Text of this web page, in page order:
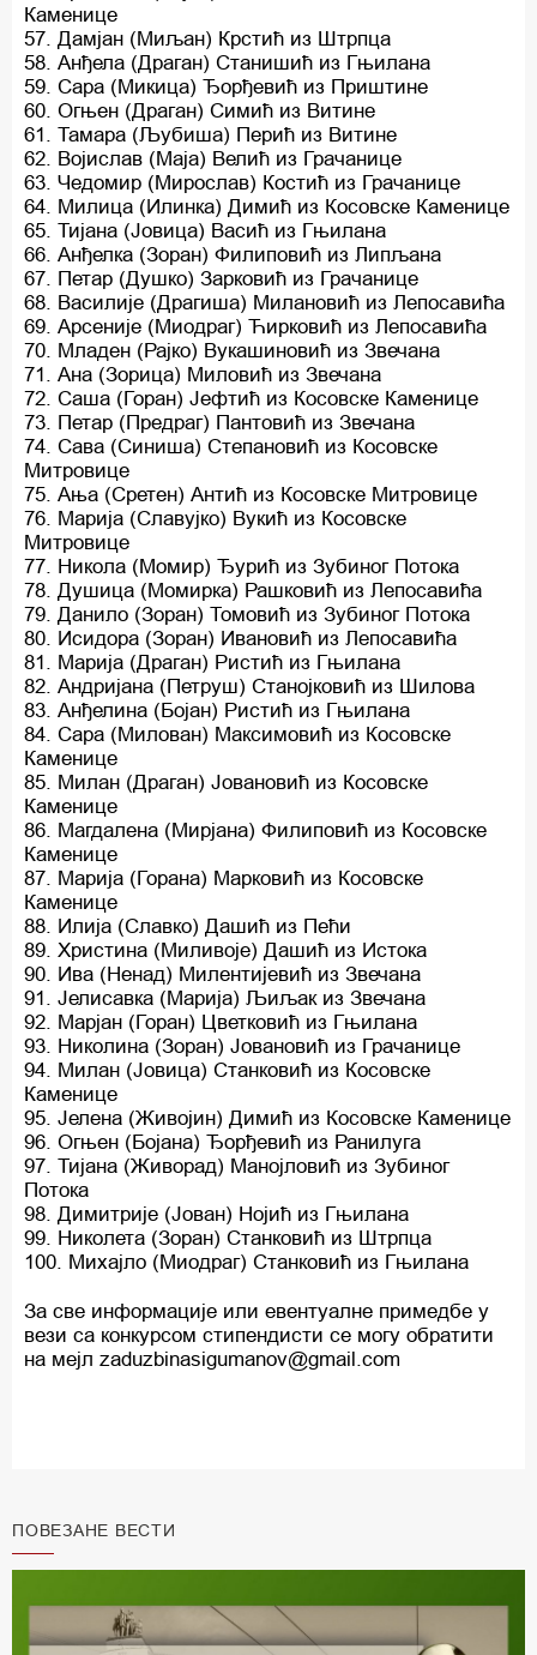
Каменице
57. Дамјан (Миљан) Крстић из Штрпца
58. Анђела (Драган) Станишић из Гњилана
59. Сара (Микица) Ђорђевић из Приштине
60. Огњен (Драган) Симић из Витине
61. Тамара (Љубиша) Перић из Витине
62. Војислав (Маја) Велић из Грачанице
63. Чедомир (Мирослав) Костић из Грачанице
64. Милица (Илинка) Димић из Косовске Каменице
65. Тијана (Јовица) Васић из Гњилана
66. Анђелка (Зоран) Филиповић из Липљана
67. Петар (Душко) Зарковић из Грачанице
68. Василије (Драгиша) Милановић из Лепосавића
69. Арсеније (Миодраг) Ћирковић из Лепосавића
70. Младен (Рајко) Вукашиновић из Звечана
71. Ана (Зорица) Миловић из Звечана
72. Саша (Горан) Јефтић из Косовске Каменице
73. Петар (Предраг) Пантовић из Звечана
74. Сава (Синиша) Степановић из Косовске
Митровице
75. Ања (Сретен) Антић из Косовске Митровице
76. Марија (Славујко) Вукић из Косовске
Митровице
77. Никола (Момир) Ђурић из Зубинoг Потока
78. Душица (Момирка) Рашковић из Лепосавића
79. Данило (Зоран) Томовић из Зубиног Потока
80. Исидора (Зоран) Ивановић из Лепосавића
81. Марија (Драган) Ристић из Гњилана
82. Андријана (Петруш) Станојковић из Шилова
83. Анђелина (Бојан) Ристић из Гњилана
84. Сара (Милован) Максимовић из Косовске
Каменице
85. Милан (Драган) Јовановић из Косовске
Каменице
86. Магдалена (Мирјана) Филиповић из Косовске
Каменице
87. Марија (Горана) Марковић из Косовске
Каменице
88. Илија (Славко) Дашић из Пећи
89. Христина (Миливоје) Дашић из Истока
90. Ива (Ненад) Милентијевић из Звечана
91. Јелисавка (Марија) Љиљак из Звечана
92. Марјан (Горан) Цветковић из Гњилана
93. Николина (Зоран) Јовановић из Грачанице
94. Милан (Јовица) Станковић из Косовске
Каменице
95. Јелена (Живојин) Димић из Косовске Каменице
96. Огњен (Бојана) Ђорђевић из Ранилуга
97. Тијана (Живорад) Манојловић из Зубиног
Потока
98. Димитрије (Јован) Нојић из Гњилана
99. Николета (Зоран) Станковић из Штрпца
100. Михајло (Миодраг) Станковић из Гњилана
За све информације или евентуалне примедбе у
вези са конкурсом стипендисти се могу обратити
на мејл zaduzbinasigumanov@gmail.com
ПОВЕЗАНЕ ВЕСТИ